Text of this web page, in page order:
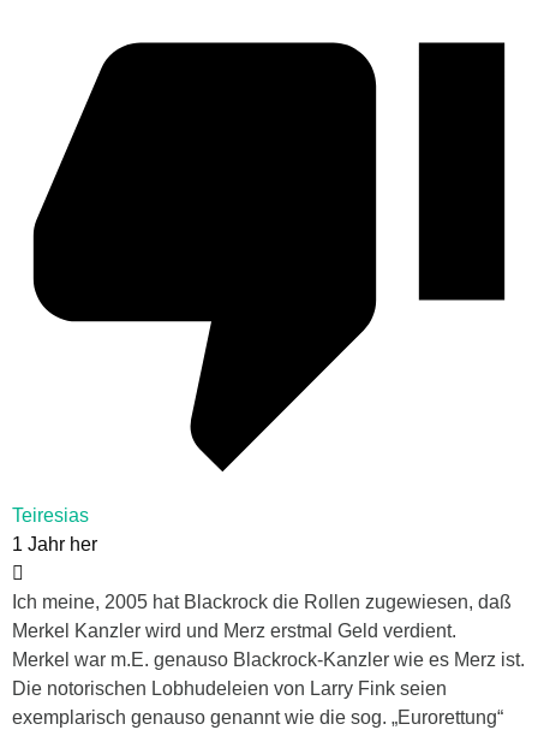
Teiresias
1 Jahr her
Ich meine, 2005 hat Blackrock die Rollen zugewiesen, daß
Merkel Kanzler wird und Merz erstmal Geld verdient.
Merkel war m.E. genauso Blackrock-Kanzler wie es Merz ist.
Die notorischen Lobhudeleien von Larry Fink seien
exemplarisch genauso genannt wie die sog. „Eurorettung“